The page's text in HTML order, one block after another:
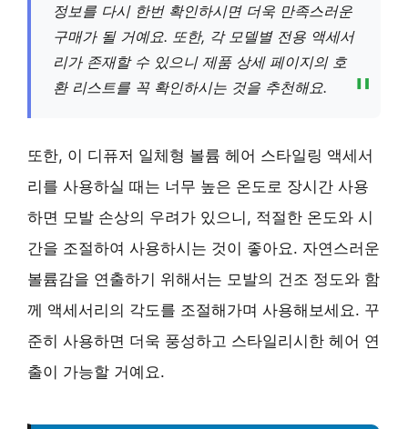
정보를 다시 한번 확인하시면 더욱 만족스러운
구매가 될 거예요. 또한, 각 모델별 전용 액세서
리가 존재할 수 있으니 제품 상세 페이지의 호
환 리스트를 꼭 확인하시는 것을 추천해요.
또한, 이 디퓨저 일체형 볼륨 헤어 스타일링 액세서
리를 사용하실 때는 너무 높은 온도로 장시간 사용
하면 모발 손상의 우려가 있으니, 적절한 온도와 시
간을 조절하여 사용하시는 것이 좋아요. 자연스러운
볼륨감을 연출하기 위해서는 모발의 건조 정도와 함
께 액세서리의 각도를 조절해가며 사용해보세요. 꾸
준히 사용하면 더욱 풍성하고 스타일리시한 헤어 연
출이 가능할 거예요.